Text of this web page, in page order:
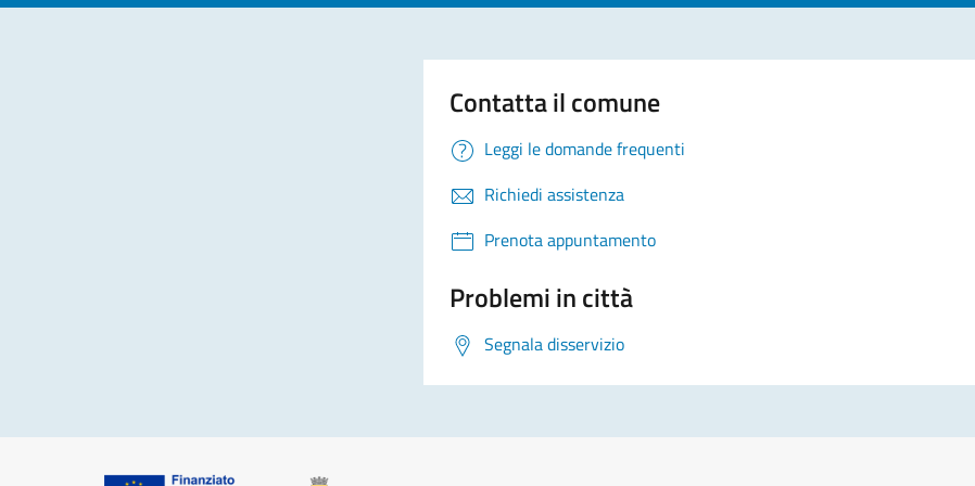
Contatta il comune
Leggi le domande frequenti
Richiedi assistenza
Prenota appuntamento
Problemi in città
Segnala disservizio